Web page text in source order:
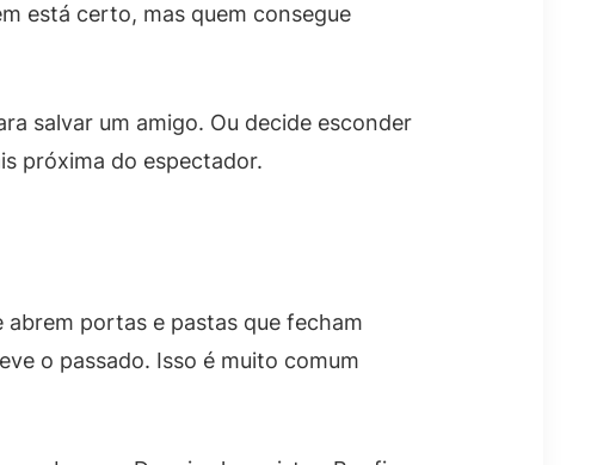
está certo, mas quem consegue
salvar um amigo. Ou decide esconder
próxima do espectador.
abrem portas e pastas que fecham
o passado. Isso é muito comum